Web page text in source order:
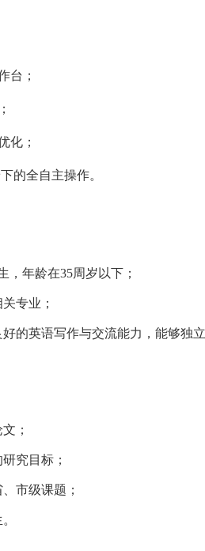
台；
化；
的全自主操作。
年龄在35周岁以下；
专业；
的英语写作与交流能力，能够独
；
究目标；
市级课题；